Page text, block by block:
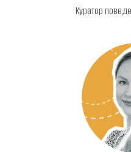
Куратор